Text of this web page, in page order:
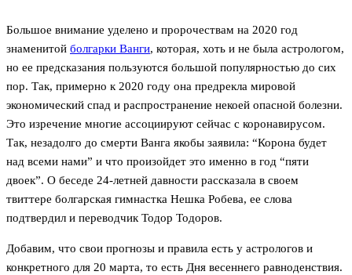
Большое внимание уделено и пророчествам на 2020 год
знаменитой болгарки Ванги, которая, хоть и не была астрологом,
но ее предсказания пользуются большой популярностью до сих
пор. Так, примерно к 2020 году она предрекла мировой
экономический спад и распространение некоей опасной болезни.
Это изречение многие ассоциируют сейчас с коронавирусом.
Так, незадолго до смерти Ванга якобы заявила: “Корона будет
над всеми нами” и что произойдет это именно в год “пяти
двоек”. О беседе 24-летней давности рассказала в своем
твиттере болгарская гимнастка Нешка Робева, ее слова
подтвердил и переводчик Тодор Тодоров.
Добавим, что свои прогнозы и правила есть у астрологов и
конкретного для 20 марта, то есть Дня весеннего равноденствия.